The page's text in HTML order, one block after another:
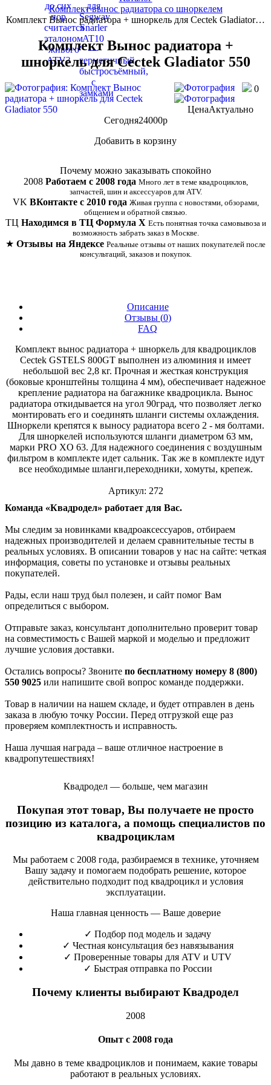
Комплект вынос радиатора со шноркелем
Комплект Вынос радиатора + шноркель для Cectek Gladiator…
Комплект Вынос радиатора +
шноркель для Cectek Gladiator 550
0
ЦенаАктуально
Сегодня24000p
Добавить в корзину
Почему можно заказывать спокойно
2008 Работаем с 2008 года Много лет в теме квадроциклов,
запчастей, шин и аксессуаров для ATV.
VK ВКонтакте с 2010 года Живая группа с новостями, обзорами,
общением и обратной связью.
ТЦ Находимся в ТЦ Формула Х Есть понятная точка самовывоза и
возможность забрать заказ в Москве.
★ Отзывы на Яндексе Реальные отзывы от наших покупателей после
консультаций, заказов и покупок.
Описание
Отзывы (0)
FAQ
Комплект вынос радиатора + шноркель для квадроциклов
Cectek GSTELS 800GT выполнен из алюминия и имеет
небольшой вес 2,8 кг. Прочная и жесткая конструкция
(боковые кронштейны толщина 4 мм), обеспечивает надежное
крепление радиатора на багажнике квадроцикла. Вынос
радиатора откидывается на угол 90град, что позволяет легко
монтировать его и соединять шланги системы охлаждения.
Шноркели крепятся к выносу радиатора всего 2 - мя болтами.
Для шноркелей используются шланги диаметром 63 мм,
марки PRO XO 63. Для надежного соединения с воздушным
фильтром в комплекте идет сальник. Так же в комплекте идут
все необходимые шланги,переходники, хомуты, крепеж.
Артикул: 272
Команда «Квадродел» работает для Вас.
Мы следим за новинками квадроаксессуаров, отбираем
надежных производителей и делаем сравнительные тесты в
реальных условиях. В описании товаров у нас на сайте: четкая
информация, советы по установке и отзывы реальных
покупателей.
Рады, если наш труд был полезен, и сайт помог Вам
определиться с выбором.
Отправьте заказ, консультант дополнительно проверит товар
на совместимость с Вашей маркой и моделью и предложит
лучшие условия доставки.
Остались вопросы? Звоните по бесплатному номеру 8 (800)
550 9025 или напишите свой вопрос команде поддержки.
Товар в наличии на нашем складе, и будет отправлен в день
заказа в любую точку России. Перед отгрузкой еще раз
проверяем комплектность и исправность.
Наша лучшая награда – ваше отличное настроение в
квадропутешествиях!
Квадродел — больше, чем магазин
Покупая этот товар, Вы получаете не просто
позицию из каталога, а помощь специалистов по
квадроциклам
Мы работаем с 2008 года, разбираемся в технике, уточняем
Вашу задачу и помогаем подобрать решение, которое
действительно подходит под квадроцикл и условия
эксплуатации.
Наша главная ценность — Ваше доверие
✓ Подбор под модель и задачу
✓ Честная консультация без навязывания
✓ Проверенные товары для ATV и UTV
✓ Быстрая отправка по России
Почему клиенты выбирают Квадродел
2008
Опыт с 2008 года
Мы давно в теме квадроциклов и понимаем, какие товары
работают в реальных условиях.